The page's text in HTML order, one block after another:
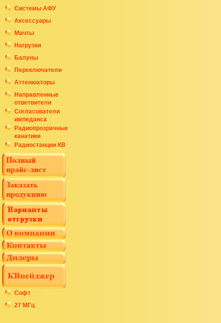
Системы АФУ
Аксессуары
Мачты
Нагрузки
Балуны
Переключатели
Аттенюаторы
Направленные
ответвители
Согласователи
импеданса
Радиопрозрачные
канатики
Радиостанции КВ
Софт
27 МГц